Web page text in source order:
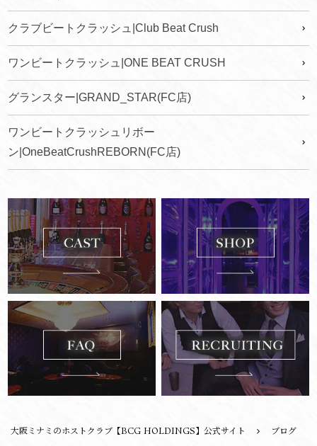
クラブビートクラッシュ|Club Beat Crush
ワンビートクラッシュ|ONE BEAT CRUSH
グランスター|GRAND_STAR(FC店)
ワンビートクラッシュリボー
ン|OneBeatCrushREBORN(FC店)
大阪ミナミのホストクラブ【BCG HOLDINGS】公式サイト ブログ